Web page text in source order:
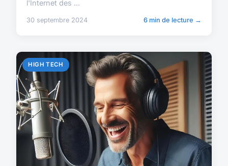
l'Internet des ...
30 septembre 2024 6 min de lecture →
HIGH TECH